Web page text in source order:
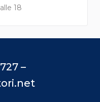
18
–